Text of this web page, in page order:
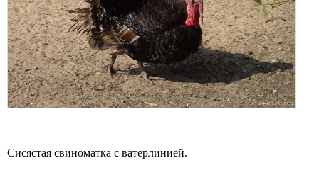
Сисястая свиноматка с ватерлинией.